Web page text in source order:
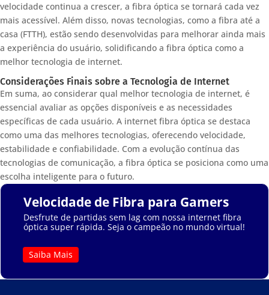
velocidade continua a crescer, a fibra óptica se tornará cada vez
mais acessível. Além disso, novas tecnologias, como a fibra até a
casa (FTTH), estão sendo desenvolvidas para melhorar ainda mais
a experiência do usuário, solidificando a fibra óptica como a
melhor tecnologia de internet.
Considerações Finais sobre a Tecnologia de Internet
Em suma, ao considerar qual melhor tecnologia de internet, é
essencial avaliar as opções disponíveis e as necessidades
específicas de cada usuário. A internet fibra óptica se destaca
como uma das melhores tecnologias, oferecendo velocidade,
estabilidade e confiabilidade. Com a evolução contínua das
tecnologias de comunicação, a fibra óptica se posiciona como uma
escolha inteligente para o futuro.
Velocidade de Fibra para Gamers
Desfrute de partidas sem lag com nossa internet fibra
óptica super rápida. Seja o campeão no mundo virtual!
Saiba Mais